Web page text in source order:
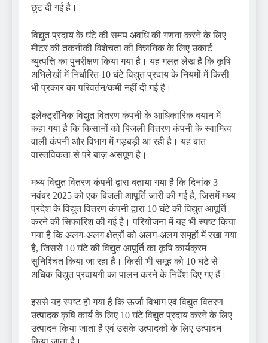
छूट दी गई है।
विद्युत प्रदाय के घंटे की समय अवधि की गणना करने के लिए
मीटर की तकनीकी विशेचता की क्लिनिक के लिए उकार्ट
व्युत्पत्ति का पुनरीक्षण किया गया है। यह गलत लेख है कि कृषि
अभिलेखों में निर्धारित 10 घंटे विद्युत प्रदाय के नियमों में किसी
भी प्रकार का परिवर्तन/कमी नहीं दी गई है।
इलेक्ट्रॉनिक विद्युत वितरण कंपनी के आधिकारिक बयान में
कहा गया है कि किसानों को बिजली वितरण कंपनी के स्वामित्व
वाली कंपनी और विभाग में गड़बड़ी आ रही है। यह बात
वास्तविकता से परे बाज़ असपूण है।
मध्य विद्युत वितरण कंपनी द्वारा बताया गया है कि दिनांक 3
नवंबर 2025 को एक बिजली आपूर्ति जारी की गई है, जिसमें मध्य
प्रदेश के विद्युत वितरण कंपनी द्वारा 10 घंटे की विद्युत आपूर्ति
करने की सिफारिश की गई है। परियोजना में यह भी स्पष्ट किया
गया है कि अलग-अलग क्षेत्रों को अलग-अलग समूहों में रखा गया
है, जिससे 10 घंटे की विद्युत आपूर्ति का कृषि कार्यक्रम
सुनिश्चित किया जा रहा है। किसी भी समूह को 10 घंटे से
अधिक विद्युत प्रदायगी का पालन करने के निर्देश दिए गए हैं।
इससे यह स्पष्ट हो गया है कि ऊर्जा विभाग एवं विद्युत वितरण
उत्पादक कृषि कार्य के लिए 10 घंटे विद्युत प्रदाय करने के लिए
उत्पादन किया जाता है एवं उसके उत्पादकों के लिए उत्पादन